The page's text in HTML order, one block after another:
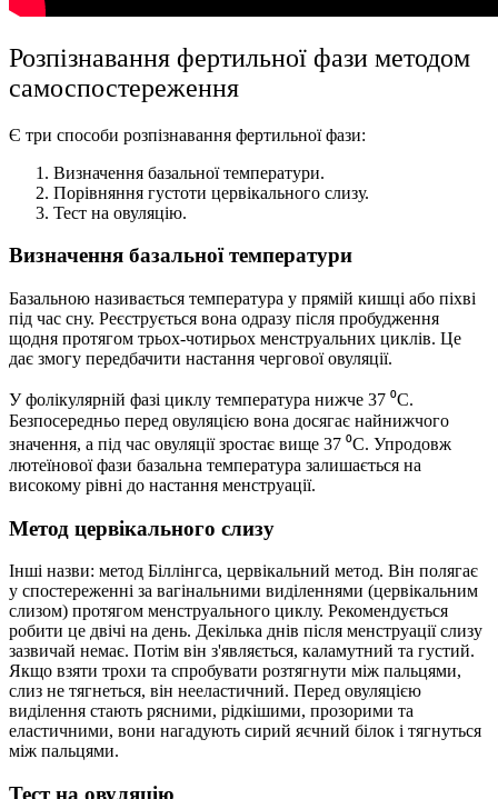
Розпізнавання фертильної фази методом
самоспостереження
Є три способи розпізнавання фертильної фази:
Визначення базальної температури.
Порівняння густоти цервікального слизу.
Тест на овуляцію.
Визначення базальної температури
Базальною називається температура у прямій кишці або піхві
під час сну. Реєструється вона одразу після пробудження
щодня протягом трьох-чотирьох менструальних циклів. Це
дає змогу передбачити настання чергової овуляції.
У фолікулярній фазі циклу температура нижче 37 ⁰С.
Безпосередньо перед овуляцією вона досягає найнижчого
значення, а під час овуляції зростає вище 37 ⁰С. Упродовж
лютеїнової фази базальна температура залишається на
високому рівні до настання менструації.
Метод цервікального слизу
Інші назви: метод Біллінгса, цервікальний метод. Він полягає
у спостереженні за вагінальними виділеннями (цервікальним
слизом) протягом менструального циклу. Рекомендується
робити це двічі на день. Декілька днів після менструації слизу
зазвичай немає. Потім він з'являється, каламутний та густий.
Якщо взяти трохи та спробувати розтягнути між пальцями,
слиз не тягнеться, він нееластичний. Перед овуляцією
виділення стають рясними, рідкішими, прозорими та
еластичними, вони нагадують сирий яєчний білок і тягнуться
між пальцями.
Тест на овуляцію